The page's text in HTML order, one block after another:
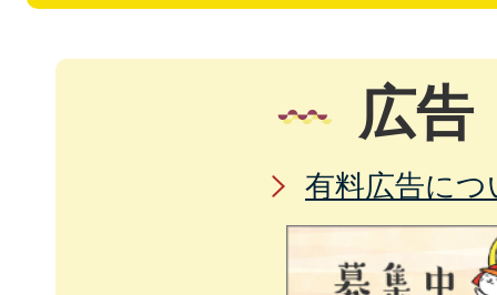
広告
有料広告につ